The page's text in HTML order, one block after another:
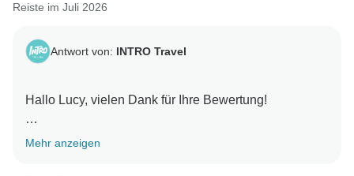
Reiste im Juli 2026
Antwort von: INTRO Travel
Hallo Lucy, vielen Dank für Ihre Bewertung!
Wir freuen uns sehr, dass Sie so viel Spaß auf dem
Mehr anzeigen